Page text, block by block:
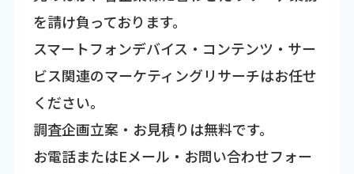
を請け負っております。
スマートフォンデバイス・コンテンツ・サー
ビス関連のマーケティングリサーチはお任せ
ください。
調査企画立案・お見積りは無料です。
お電話またはEメール・お問い合わせフォー